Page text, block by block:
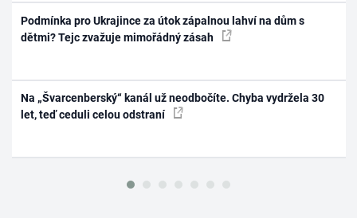
Podmínka pro Ukrajince za útok zápalnou lahví na dům s
dětmi? Tejc zvažuje mimořádný zásah
Na „Švarcenberský“ kanál už neodbočíte. Chyba vydržela 30
let, teď ceduli celou odstraní